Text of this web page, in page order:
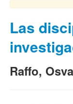
Las
Raffo,